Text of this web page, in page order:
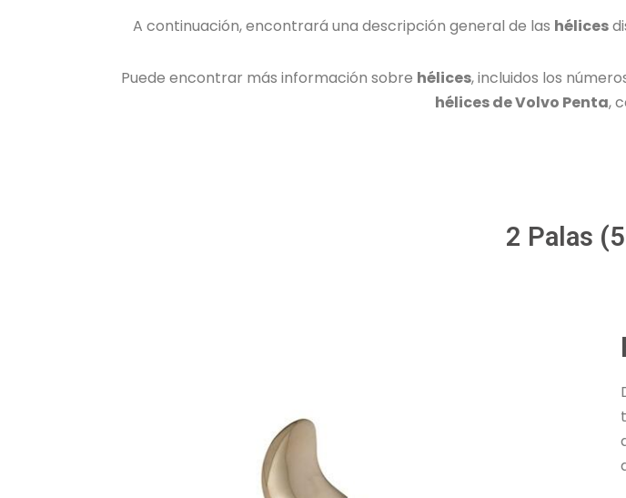
A continuación, encontrará una descripción general de las hélices
Puede encontrar más información sobre hélices, incluidos los
hélices de Volvo Penta,
2 Palas